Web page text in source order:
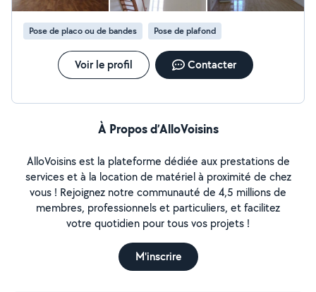
Pose de placo ou de bandes Pose de plafond
Voir le profil Contacter
À Propos d’AlloVoisins
AlloVoisins est la plateforme dédiée aux prestations de
services et à la location de matériel à proximité de chez
vous ! Rejoignez notre communauté de 4,5 millions de
membres, professionnels et particuliers, et facilitez
votre quotidien pour tous vos projets !
M'inscrire